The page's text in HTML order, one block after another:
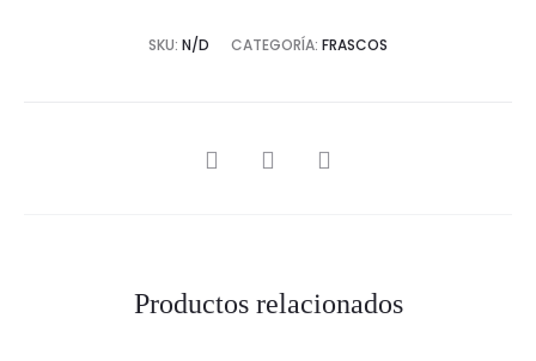
SKU: N/D CATEGORÍA: FRASCOS
SHARE
Productos relacionados